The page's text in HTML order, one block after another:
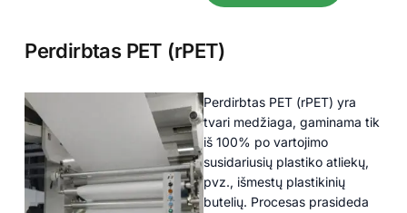
Perdirbtas PET (rPET)
Perdirbtas PET (rPET) yra
tvari medžiaga, gaminama tik
iš 100% po vartojimo
susidariusių plastiko atliekų,
pvz., išmestų plastikinių
butelių. Procesas prasideda